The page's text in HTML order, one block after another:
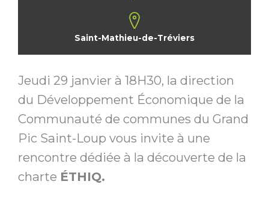
Saint-Mathieu-de-Tréviers
Jeudi 29 janvier à 18H30, la direction
du Développement Économique de la
Communauté de communes du Grand
Pic Saint-Loup vous invite à une
rencontre dédiée à la découverte de la
charte ÉTHIQ.